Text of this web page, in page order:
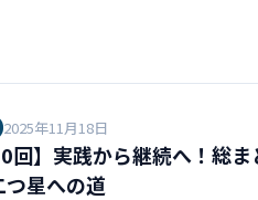
2025年11月18日
回】実践から継続へ！総
星への道